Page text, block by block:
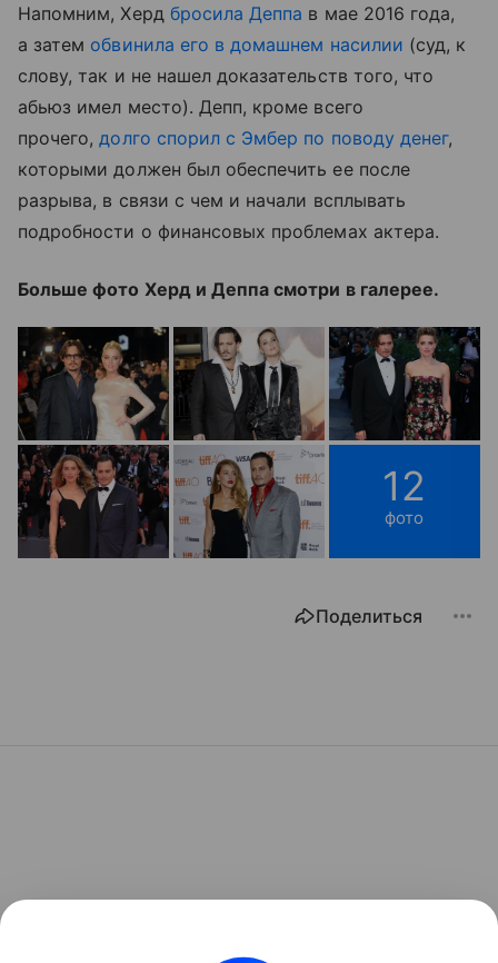
Напомним, Херд бросила Деппа в мае 2016 года,
а затем обвинила его в домашнем насилии (суд, к
слову, так и не нашел доказательств того, что
абьюз имел место). Депп, кроме всего
прочего,долго спорил с Эмбер по поводу денег,
которыми должен был обеспечить ее после
разрыва, в связи с чем и начали всплывать
подробности о финансовых проблемах актера.
Больше фото Херд и Деппа смотри в галерее.
12
фото
Поделиться